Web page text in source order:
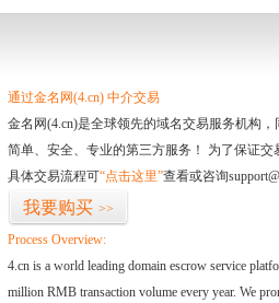
通过金名网(4.cn) 中介交易
金名网(4.cn)是全球领先的域名交易服务机构
简单、安全、专业的第三方服务！ 为了保证
具体交易流程可“点击这里”查看或咨询
我要购买 >>
Process Overview:
4.cn is a world leading domain escrow service
million RMB transaction volume every year. We